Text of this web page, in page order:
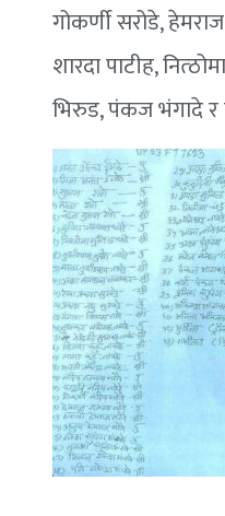
गोकर्णी सरोडे,
शारदा पाटीह,
भिरुड, पंकज भंगादे र